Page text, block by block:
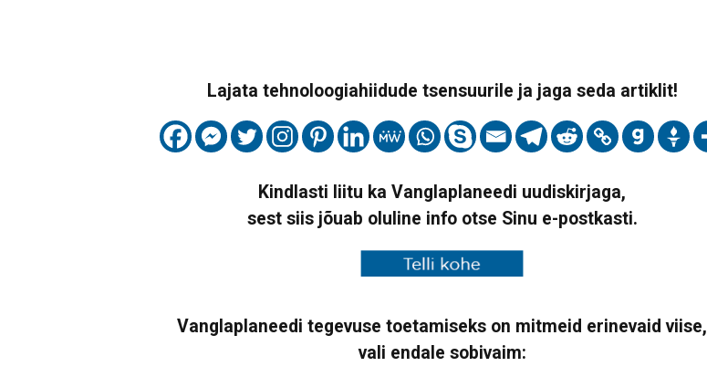
Lajata tehnoloogiahiidude tsensuurile ja jaga seda artiklit!
Kindlasti liitu ka Vanglaplaneedi uudiskirjaga,
sest siis jõuab oluline info otse Sinu e-postkasti.
Vanglaplaneedi tegevuse toetamiseks on mitmeid erinevaid viise,
vali endale sobivaim: